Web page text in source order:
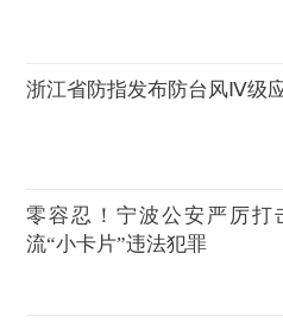
浙江省防指发布防台风Ⅳ级
零容忍！宁波公安严厉打
流“小卡片”违法犯罪